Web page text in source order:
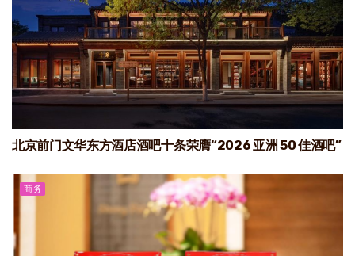
北京前门文华东方酒店酒吧十条荣膺“2026 亚洲 50 佳酒吧”
商务